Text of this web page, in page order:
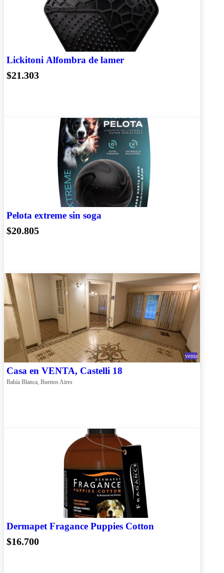
Lickitoni Alfombra de lamer
$21.303
Pelota extreme sin soga
$20.805
venta
Casa en VENTA, Castelli 18
Bahía Blanca, Buenos Aires
Dermapet Fragance Puppies Cotton
$16.700